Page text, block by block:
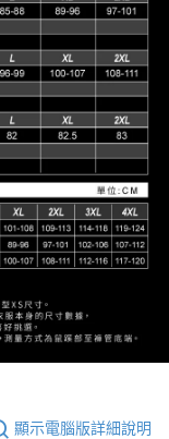
顯示電腦版詳細說明